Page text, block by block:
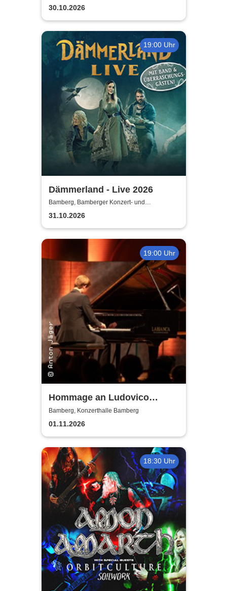
Kongresshalle
30.10.2026
19:00 Uhr
Dämmerland - Live 2026
Bamberg, Bamberger Konzert- und
Kongresshalle
31.10.2026
19:00 Uhr
Hommage an Ludovico
Einaudi von Jonah Stabe
Bamberg, Konzerthalle Bamberg
01.11.2026
18:30 Uhr